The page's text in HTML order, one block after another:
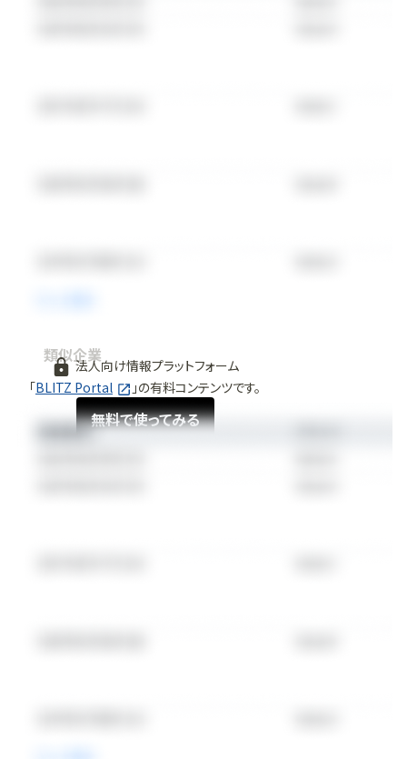
法人向け情報プラットフォーム
「BLITZ Portal 」の有料コンテンツです。
無料で使ってみる
類似企業